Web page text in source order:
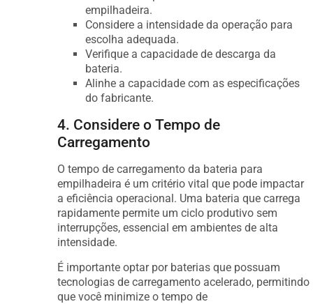
empilhadeira.
Considere a intensidade da operação para
escolha adequada.
Verifique a capacidade de descarga da
bateria.
Alinhe a capacidade com as especificações
do fabricante.
4. Considere o Tempo de
Carregamento
O tempo de carregamento da bateria para
empilhadeira é um critério vital que pode impactar
a eficiência operacional. Uma bateria que carrega
rapidamente permite um ciclo produtivo sem
interrupções, essencial em ambientes de alta
intensidade.
É importante optar por baterias que possuam
tecnologias de carregamento acelerado, permitindo
que você minimize o tempo de